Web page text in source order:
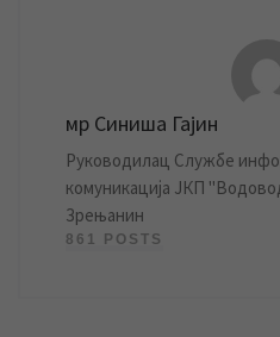
мр Синиша Гајин
Руководилац Службе
комуникација ЈКП
Зрењанин
861 POSTS